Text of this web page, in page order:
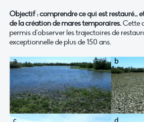
Objectif : comprendre ce qui est restauré…
de la création de mares temporaires.Cette
permis d’observer les trajectoires de
exceptionnelle de plus de 150 ans.